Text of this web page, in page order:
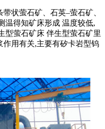
状萤石矿、石英–萤石矿、
温得知矿床形成 温度较低,
型萤石矿床 伴生型萤石矿里
用有关,主要有矽卡岩型钨